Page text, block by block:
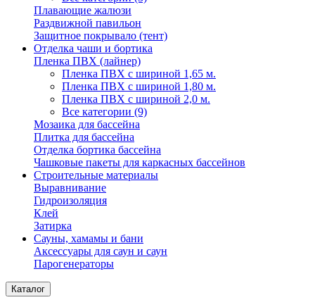
Плавающие жалюзи
Раздвижной павильон
Защитное покрывало (тент)
Отделка чаши и бортика
Пленка ПВХ (лайнер)
Пленка ПВХ с шириной 1,65 м.
Пленка ПВХ с шириной 1,80 м.
Пленка ПВХ с шириной 2,0 м.
Все категории (9)
Мозаика для бассейна
Плитка для бассейна
Отделка бортика бассейна
Чашковые пакеты для каркасных бассейнов
Строительные материалы
Выравнивание
Гидроизоляция
Клей
Затирка
Сауны, хамамы и бани
Аксессуары для саун и саун
Парогенераторы
Каталог